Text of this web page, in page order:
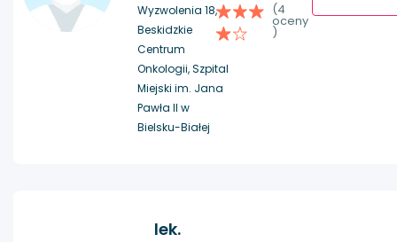
Wyzwolenia 18,
Beskidzkie
Centrum
Onkologii, Szpital
Miejski im. Jana
Pawła II w
Bielsku-Białej
(4
oceny
)
lek.